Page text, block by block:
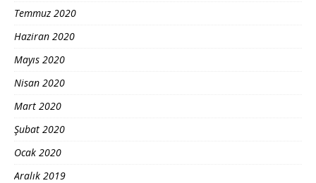
Temmuz 2020
Haziran 2020
Mayıs 2020
Nisan 2020
Mart 2020
Şubat 2020
Ocak 2020
Aralık 2019